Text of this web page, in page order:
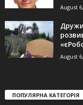
August
August
ПОПУЛЯРНА КАТЕГОРІЯ